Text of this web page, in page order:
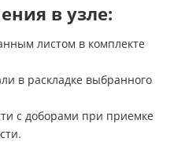
в узле:
листом в комплекте
в раскладке выбранного
с доборами при приемке